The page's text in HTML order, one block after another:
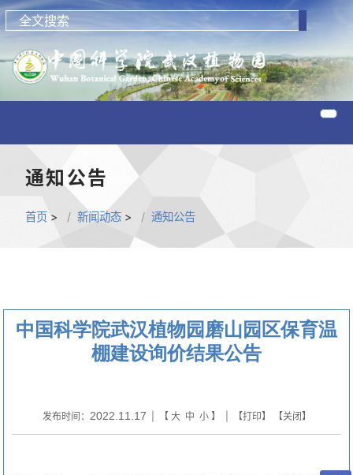
通知公告
首页 > 新闻动态 > 通知公告
中国科学院武汉植物园磨山园区保育温
棚建设询价结果公告
发布时间： 2022.11.17 | 【 大 中 小】 | 【打印】 【关闭】